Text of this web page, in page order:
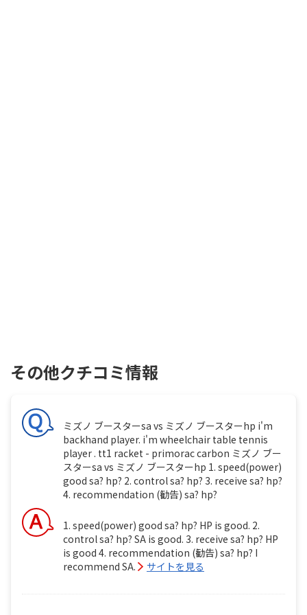
その他クチコミ情報
ミズノ ブースターsa vs ミズノ ブースターhp i'm
backhand player. i'm wheelchair table tennis
player . tt1 racket - primorac carbon ミズノ ブー
スターsa vs ミズノ ブースターhp 1. speed(power)
good sa? hp? 2. control sa? hp? 3. receive sa? hp?
4. recommendation (勧告) sa? hp?
1. speed(power) good sa? hp? HP is good. 2.
control sa? hp? SA is good. 3. receive sa? hp? HP
is good 4. recommendation (勧告) sa? hp? I
recommend SA.
サイトを見る